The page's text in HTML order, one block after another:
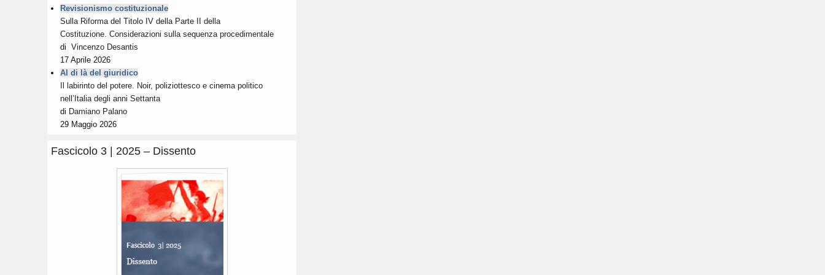
Revisionismo costituzionale
Sulla Riforma del Titolo IV della Parte II della
Costituzione. Considerazioni sulla sequenza procedimentale
di Vincenzo Desantis
17 Aprile 2026
Al di là del giuridico
Il labirinto del potere. Noir, poliziottesco e cinema politico
nell’Italia degli anni Settanta
di Damiano Palano
29 Maggio 2026
Fascicolo 3 | 2025 – Dissento